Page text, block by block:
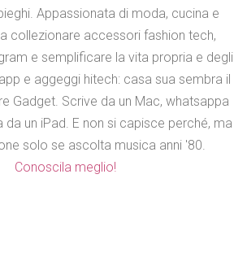
Appassionata di moda, cucina e
collezionare accessori fashion tech,
e semplificare la vita propria e degli
e aggeggi hitech: casa sua sembra il
Gadget. Scrive da un Mac, whatsappa
da un iPad. E non si capisce perché, ma
solo se ascolta musica anni '80.
Conoscila meglio!